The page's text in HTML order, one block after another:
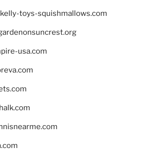
toys-squishmallows.com
usa.com